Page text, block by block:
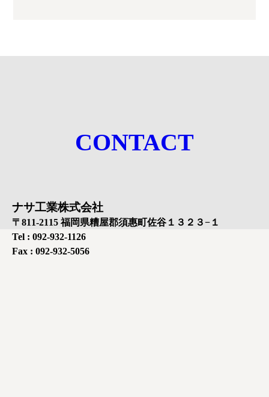
CONTACT
ナサ工業株式会社
〒811-2115 福岡県糟屋郡須惠町佐谷１３２３−１
Tel : 092-932-1126
Fax : 092-932-5056